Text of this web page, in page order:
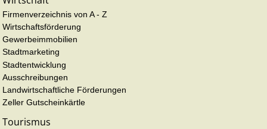
Firmenverzeichnis von A - Z
Wirtschaftsförderung
Gewerbeimmobilien
Stadtmarketing
Stadtentwicklung
Ausschreibungen
Landwirtschaftliche Förderungen
Zeller Gutscheinkärtle
Tourismus